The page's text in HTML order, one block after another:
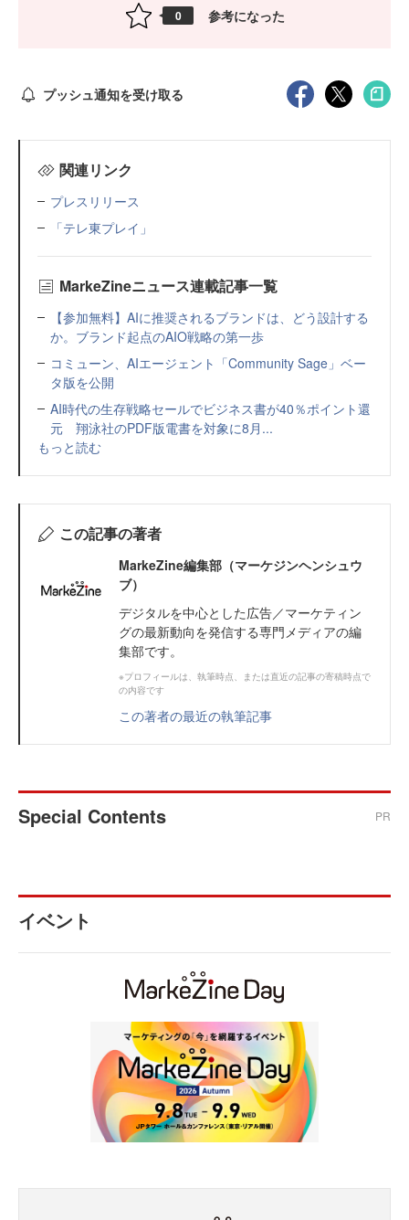
0 参考になった
プッシュ通知を受け取る
関連リンク
プレスリリース
「テレ東プレイ」
MarkeZineニュース連載記事一覧
【参加無料】AIに推奨されるブランドは、どう設計する
か。ブランド起点のAIO戦略の第一歩
コミューン、AIエージェント「Community Sage」ベー
タ版を公開
AI時代の生存戦略セールでビジネス書が40％ポイント還
元 翔泳社のPDF版電書を対象に8月...
もっと読む
この記事の著者
MarkeZine編集部（マーケジンヘンシュウ
ブ）
デジタルを中心とした広告／マーケティン
グの最新動向を発信する専門メディアの編
集部です。
※プロフィールは、執筆時点、または直近の記事の寄稿時点で
の内容です
この著者の最近の執筆記事
Special Contents PR
イベント